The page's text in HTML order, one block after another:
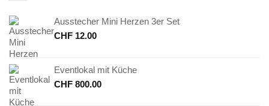
Ausstecher Mini Herzen 3er Set
CHF 12.00
Eventlokal mit Küche
CHF 800.00